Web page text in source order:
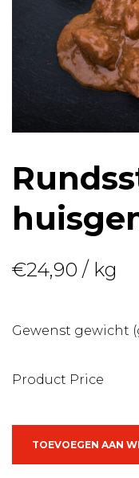
€24,90 / kg
Gewenst gewicht
Product Price
TOEVOEGEN AAN